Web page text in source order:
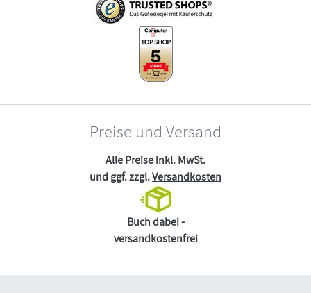
Preise und Versand
Alle Preise inkl. MwSt.
und ggf. zzgl.Versandkosten
Buch dabei -
versandkostenfrei